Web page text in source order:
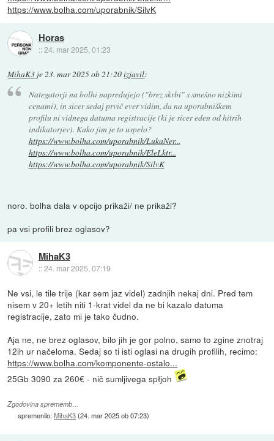
https://www.bolha.com/uporabnik/SilvK
Horas
::24. mar 2025, 01:23
MihaK3 je 23. mar 2025 ob 21:20izjavil:
Nategatorji na bolhi napredujejo ("brez skrbi" s smešno nizkimi
cenami), in sicer sedaj prvič ever vidim, da na uporabniškem
profilu ni vidnega datuma registracije (ki je sicer eden od hitrih
indikatorjev). Kako jim je to uspelo?
https://www.bolha.com/uporabnik/LukaNer...
https://www.bolha.com/uporabnik/EleLktr...
https://www.bolha.com/uporabnik/SilvK
noro. bolha dala v opcijo prikaži/ ne prikaži?
pa vsi profili brez oglasov?
MihaK3
::24. mar 2025, 07:19
Ne vsi, le tile trije (kar sem jaz videl) zadnjih nekaj dni. Pred tem
nisem v 20+ letih niti 1-krat videl da ne bi kazalo datuma
registracije, zato mi je tako čudno.
Aja ne, ne brez oglasov, bilo jih je gor polno, samo to zgine znotraj
12ih ur načeloma. Sedaj so ti isti oglasi na drugih profilih, recimo:
https://www.bolha.com/komponente-ostalo...
25Gb 3090 za 260€ - nič sumljivega spłjoh
Zgodovina sprememb…
spremenilo:MihaK3(24. mar 2025 ob 07:23)